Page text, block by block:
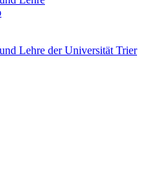
Lehre der Universität Trier